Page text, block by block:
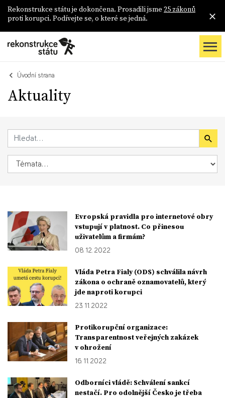
Rekonstrukce státu je dokončena. Prosadili jsme 25 zákonů
proti korupci. Podívejte se, o které se jedná.
Úvodní strana
Aktuality
Evropská pravidla pro internetové obry
vstupují v platnost. Co přinesou
uživatelům a firmám?
08. 12. 2022
Vláda Petra Fialy (ODS) schválila návrh
zákona o ochraně oznamovatelů, který
jde naproti korupci
23. 11. 2022
Protikorupční organizace:
Transparentnost veřejných zakázek
v ohrožení
16. 11. 2022
Odborníci vládě: Schválení sankcí
nestačí. Pro odolnější Česko je třeba